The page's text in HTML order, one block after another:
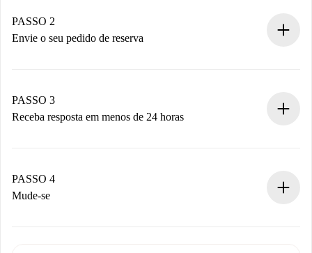
Você tem todas as informações necessárias
antecipadamente.
PASSO 2
Envie o seu pedido de reserva
Não cobramos nada até que o proprietário confirme.
PASSO 3
Receba resposta em menos de 24 horas
proprietário.
Se recusada: não cobraremos nada e ofereceremos
PASSO 4
Mude-se